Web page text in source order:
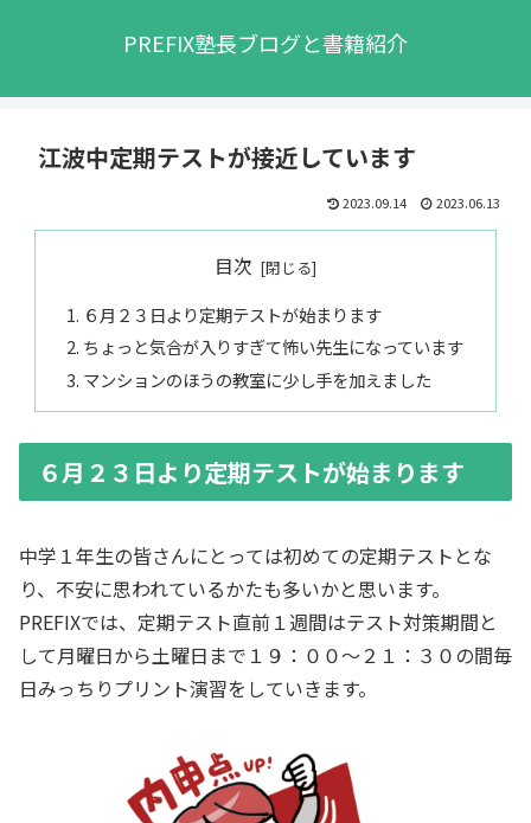
PREFIX塾長ブログと書籍紹介
江波中定期テストが接近しています
2023.09.14 2023.06.13
目次
６月２３日より定期テストが始まります
ちょっと気合が入りすぎて怖い先生になっています
マンションのほうの教室に少し手を加えました
６月２３日より定期テストが始まります
中学１年生の皆さんにとっては初めての定期テストとな
り、不安に思われているかたも多いかと思います。
PREFIXでは、定期テスト直前１週間はテスト対策期間と
して月曜日から土曜日まで１９：００～２１：３０の間毎
日みっちりプリント演習をしていきます。